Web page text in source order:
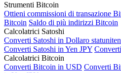
Strumenti Bitcoin
Ottieni commissioni di transazione
Bitcoin Saldo di più indirizzi Bitcoin
Calcolatrici Satoshi
Converti Satoshi in Dollaro
Converti Satoshi in Yen JPY
Calcolatrici Bitcoin
Converti Bitcoin in USD Converti